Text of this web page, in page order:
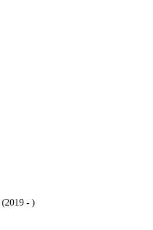
(2019 - )